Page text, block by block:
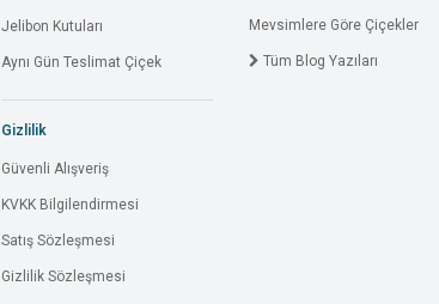
Jelibon Kutuları
Aynı Gün Teslimat Çiçek
Gizlilik
Güvenli Alışveriş
KVKK Bilgilendirmesi
Satış Sözleşmesi
Gizlilik Sözleşmesi
Mevsimlere Göre Çiçekler
Tüm Blog Yazıları